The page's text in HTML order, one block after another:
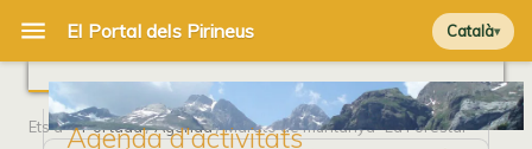
Català
Agenda d'activitats
Ets a Portada/Agenda/ Marató de muntanya “La Forestal”